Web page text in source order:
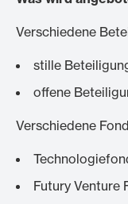
Verschiedene
stille
offene
Verschiedene
Futury Venture